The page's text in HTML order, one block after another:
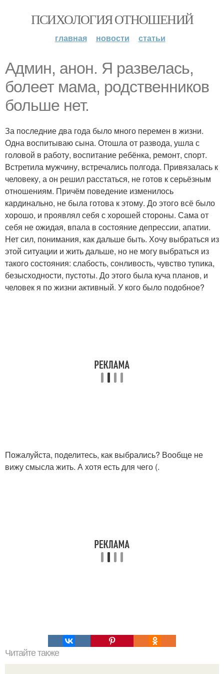
ПСИХОЛОГИЯ ОТНОШЕНИЙ
главная новости статьи
Админ, анон. Я развелась,
болеет мама, родственников
больше нет.
За последние два года было много перемен в жизни.
Одна воспитываю сына. Отошла от развода, ушла с
головой в работу, воспитание ребёнка, ремонт, спорт.
Встретила мужчину, встречались полгода. Привязалась к
человеку, а он решил расстаться, не готов к серьёзным
отношениям. Причём поведение изменилось
кардинально, не была готова к этому. До этого всё было
хорошо, и проявлял себя с хорошей стороны. Сама от
себя не ожидая, впала в состояние депрессии, апатии.
Нет сил, понимания, как дальше быть. Хочу выбраться из
этой ситуации и жить дальше, но не могу выбраться из
такого состояния: слабость, сонливость, чувство тупика,
безысходности, пустоты. До этого была куча планов, и
человек я по жизни активный. У кого было подобное?
Пожалуйста, поделитесь, как выбрались? Вообще не
вижу смысла жить. А хотя есть для чего (.
Читайте также